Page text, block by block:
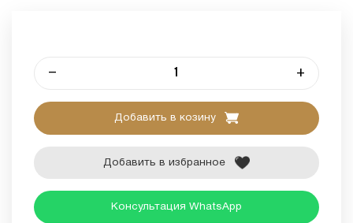
– +
Добавить в козину
Добавить в избранное
Консультация WhatsApp